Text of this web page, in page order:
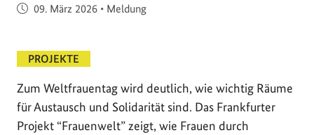
Veröffentlicht am
09. März 2026 • Meldung
PROJEKTE
Zum Weltfrauentag wird deutlich, wie wichtig Räume
für Austausch und Solidarität sind. Das Frankfurter
Projekt “Frauenwelt” zeigt, wie Frauen durch